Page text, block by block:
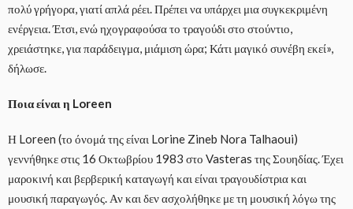
πολύ γρήγορα, γιατί απλά ρέει. Πρέπει να υπάρχει μια συγκεκριμένη
ενέργεια. Έτσι, ενώ ηχογραφούσα το τραγούδι στο στούντιο,
χρειάστηκε, για παράδειγμα, μιάμιση ώρα; Κάτι μαγικό συνέβη εκεί»,
δήλωσε.
Ποια είναι η Loreen
Η Loreen (το όνομά της είναι Lorine Zineb Nora Talhaoui)
γεννήθηκε στις 16 Οκτωβρίου 1983 στο Vasteras της Σουηδίας. Έχει
μαροκινή και βερβερική καταγωγή και είναι τραγουδίστρια και
μουσική παραγωγός. Αν και δεν ασχολήθηκε με τη μουσική λόγω της